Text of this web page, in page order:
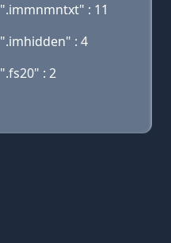
".immnmntxt" : 11
".imhidden" : 4
".fs20" : 2